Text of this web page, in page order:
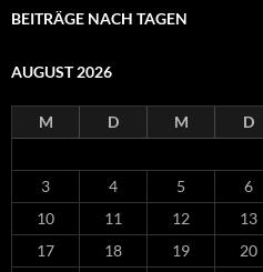
BEITRÄGE NACH TAGEN
AUGUST 2026
M D M D
3
4 5 6
10
11 12 13
17
18 19 20